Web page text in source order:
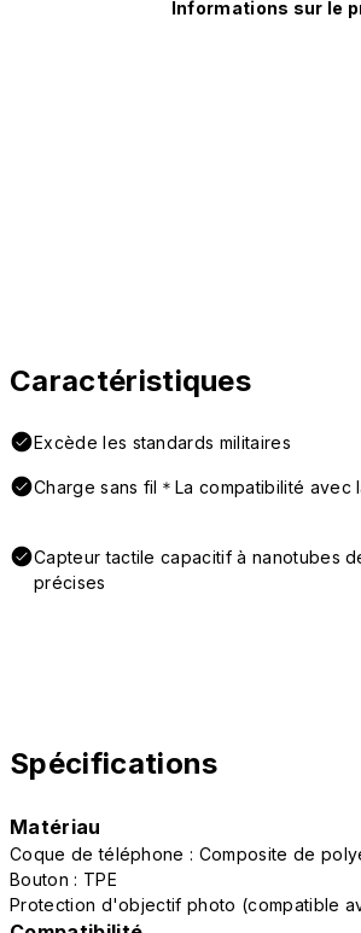
Informations sur le
Caractéristiques
Excède les standards militaires
Charge sans fil＊La compatibilité
Capteur tactile capacitif à nanotubes
précises
Spécifications
Matériau
Coque de téléphone : Composite de
Bouton : TPE
Protection d'objectif photo (compatible